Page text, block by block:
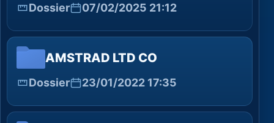
Dossier 07/02/2025 21:12
AMSTRAD LTD CO
Dossier 23/01/2022 17:35